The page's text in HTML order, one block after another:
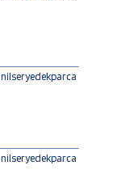
nilseryedekparca
nilseryedekparca